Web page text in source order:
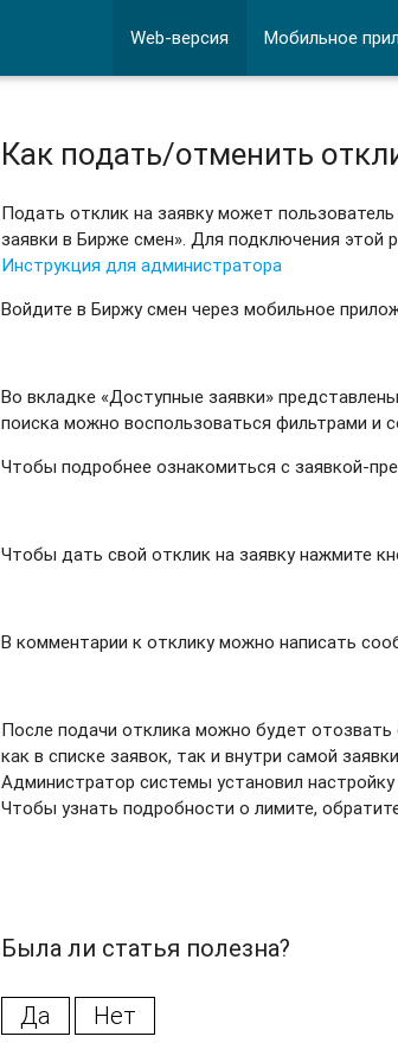
Web-версия Мобильное
Как подать/отменить
Подать отклик на заявку может
заявки в Бирже смен». Для подключения этой
Инструкция для администратора
Войдите в Биржу смен через мобильное
Во вкладке «Доступные заявки»
поиска можно воспользоваться фильтрами и
Чтобы подробнее ознакомиться с заявкой-
Чтобы дать свой отклик на заявку нажмите
В комментарии к отклику можно написать
После подачи отклика можно будет
как в списке заявок, так и внутри самой
Администратор системы установил
Чтобы узнать подробности о лимите,
Была ли статья полезна?
Да Нет